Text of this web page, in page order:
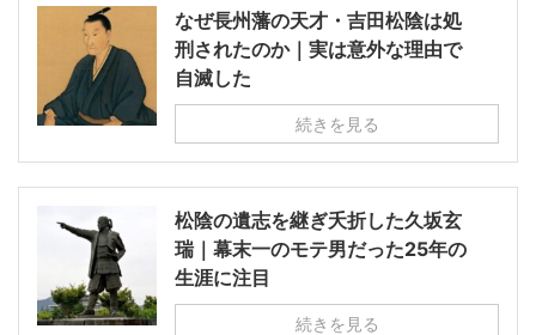
なぜ長州藩の天才・吉田松陰は処
刑されたのか｜実は意外な理由で
自滅した
続きを見る
松陰の遺志を継ぎ夭折した久坂玄
瑞｜幕末一のモテ男だった25年の
生涯に注目
続きを見る